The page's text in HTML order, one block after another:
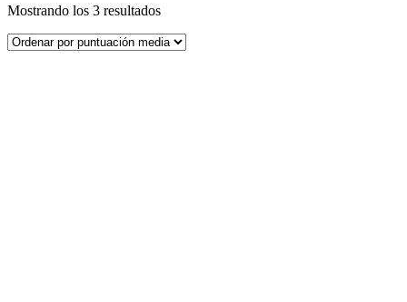
Mostrando los 3 resultadosOrdenado
puntuación